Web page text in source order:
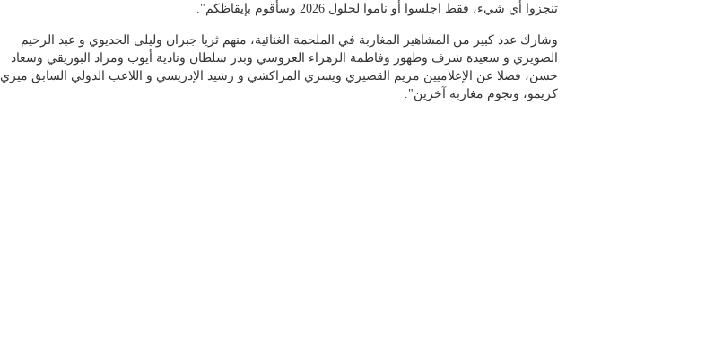
تنجزوا أي شيء، فقط اجلسوا أو ناموا لحلول 2026 وسأقوم بإيقاظكم".
وشارك عدد كبير من المشاهير المغاربة في الملحمة الغنائية، منهم ثريا جبران وليلى الحديوي و عبد الرحيم
الصويري و سعيدة شرف وطهور وفاطمة الزهراء العروسي وبدر سلطان ونادية أيوب ومراد البوريقي وسعاد
حسن، فضلا عن الإعلاميين مريم القصيري ويسري المراكشي و رشيد الإدريسي و اللاعب الدولي السابق ميري
كريمو، ونجوم مغاربة آخرين".